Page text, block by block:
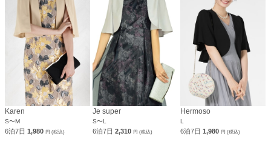
Karen
S〜M
6泊7日 1,980 円 (税込)
Je super
S〜L
6泊7日2,310円 (税込)
Hermoso
L
6泊7日1,980円 (税込)